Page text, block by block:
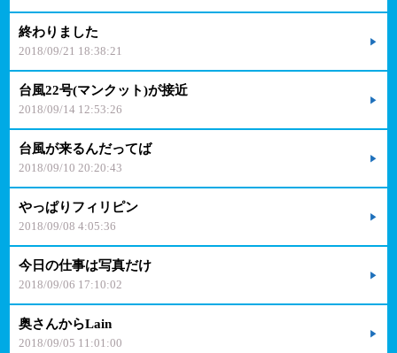
終わりました
2018/09/21 18:38:21
台風22号(マンクット)が接近
2018/09/14 12:53:26
台風が来るんだってば
2018/09/10 20:20:43
やっぱりフィリピン
2018/09/08 4:05:36
今日の仕事は写真だけ
2018/09/06 17:10:02
奥さんからLain
2018/09/05 11:01:00